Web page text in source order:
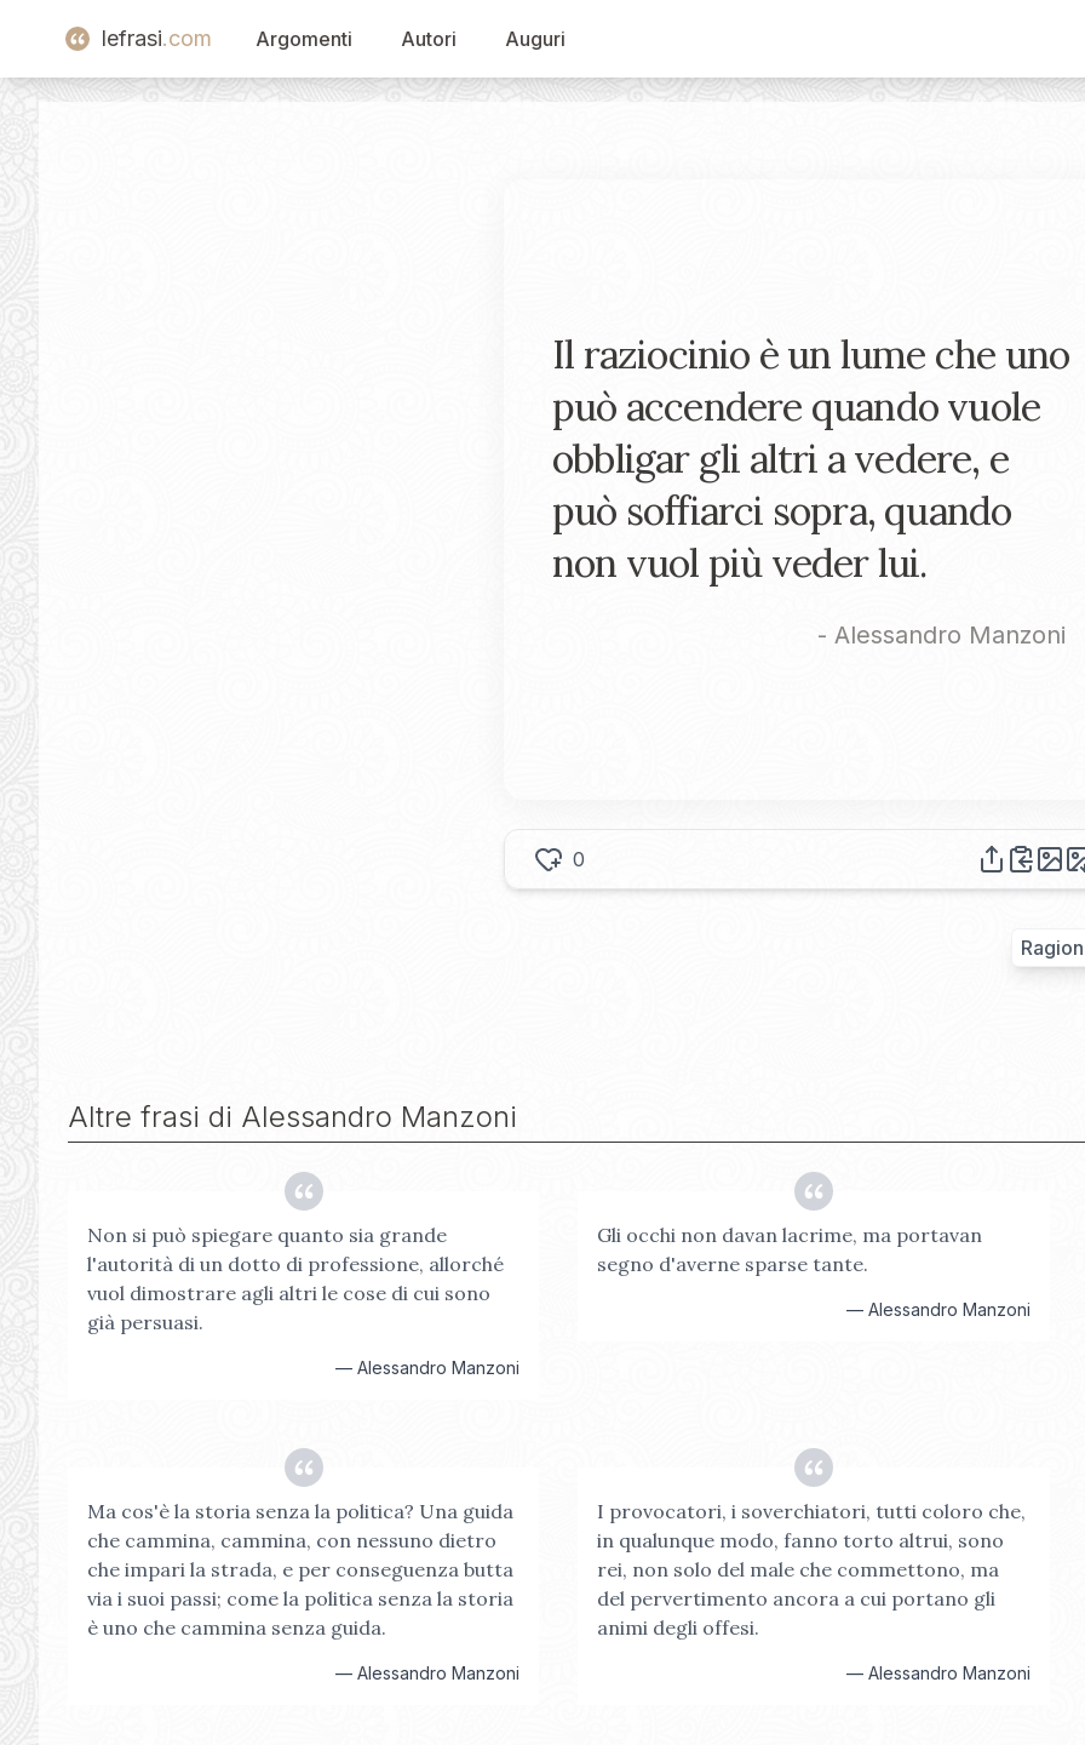
lefrasi.com Argomenti Autori Auguri
Il raziocinio è un lume che uno
può accendere quando vuole
obbligar gli altri a vedere, e
può soffiarci sopra, quando
non vuol più veder lui.
- Alessandro Manzoni
0
Altre frasi di Alessandro Manzoni
Non si può spiegare quanto sia grande
l'autorità di un dotto di professione, allorché
vuol dimostrare agli altri le cose di cui sono
già persuasi.
—Alessandro Manzoni
Gli occhi non davan lacrime, ma portavan
segno d'averne sparse tante.
— Alessandro Manzoni
Ma cos'è la storia senza la politica? Una guida
che cammina, cammina, con nessuno dietro
che impari la strada, e per conseguenza butta
via i suoi passi; come la politica senza la storia
è uno che cammina senza guida.
—Alessandro Manzoni
I provocatori, i soverchiatori, tutti coloro che,
in qualunque modo, fanno torto altrui, sono
rei, non solo del male che commettono, ma
del pervertimento ancora a cui portano gli
animi degli offesi.
— Alessandro Manzoni